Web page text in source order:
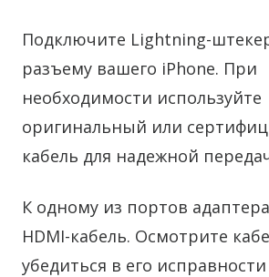
Подключите Lightning-
разъему вашего iPhone. При
необходимости используйте
оригинальный или
кабель для надежной
К одному из портов
HDMI-кабель. Осмотрите
убедиться в его